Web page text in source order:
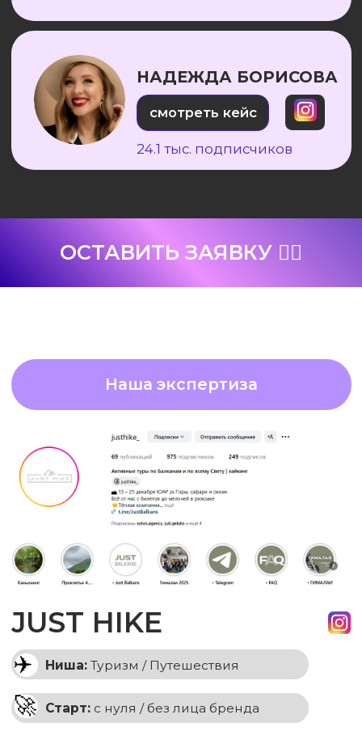
смотреть кейс
123 тыс. подписчиков
СТРОИТЕЛЬНАЯ
КОМПАНИЯ АЛМАЗ
ИМПЕРИЯ
914 тыс. подписчиков
21.3 тыс. подписчиков
МИХАИЛ БЕЙНАРОВИЧ
2.89 тыс. подписчиков
смотреть кейс
смотреть кейс
АЛЕКСАНДР ОРЛОВ
смотреть кейс
НАДЕЖДА БОРИСОВА
ПОЧЕМУ НАШИ РОЛИКИ
НАБИРАЮТ ПРОСМОТРЫ?